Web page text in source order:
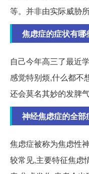
等。并非由实际威胁
焦虑症的症状有
自己今年高三了最近
感觉特别烦,什么都不
还会莫名其妙的发脾
神经焦虑症的全部
焦虑症被称为焦虑性
较常见,主要特征焦虑